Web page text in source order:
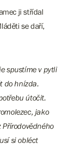
ji střídal
se daří,
spustíme v pytli
do hnízda.
útočit.
jako
Přírodovědného
si obléct